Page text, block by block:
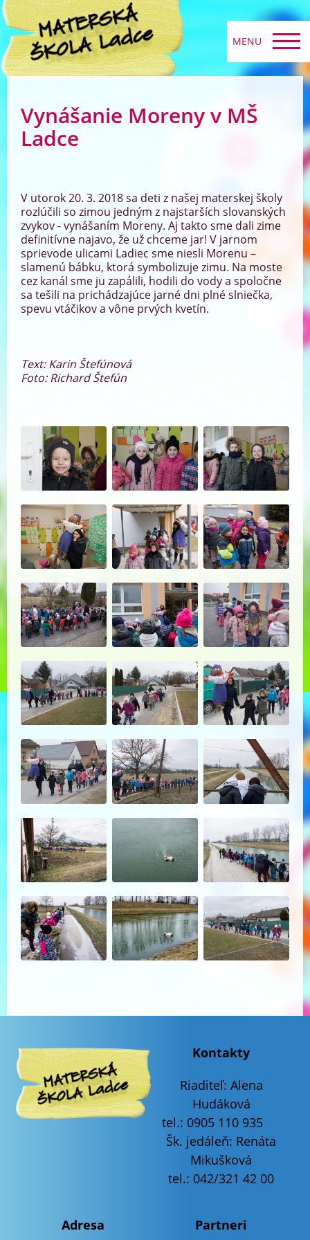
MENU
Vynášanie Moreny v MŠ
Ladce
V utorok 20. 3. 2018 sa deti z našej materskej školy
rozlúčili so zimou jedným z najstarších slovanských
zvykov - vynášaním Moreny. Aj takto sme dali zime
definitívne najavo, že už chceme jar! V jarnom
sprievode ulicami Ladiec sme niesli Morenu –
slamenú bábku, ktorá symbolizuje zimu. Na moste
cez kanál sme ju zapálili, hodili do vody a spoločne
sa tešili na prichádzajúce jarné dni plné slniečka,
spevu vtáčikov a vône prvých kvetín.
Text: Karin Štefúnová
Foto: Richard Štefún
Kontakty
Riaditeľ: Alena
Hudáková
tel.: 0905 110 935
Šk. jedáleň: Renáta
Mikušková
tel.: 042/321 42 00
Adresa Partneri